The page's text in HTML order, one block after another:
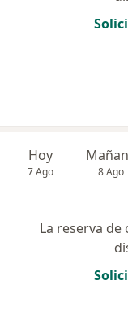
Hoy
7 Ago 8 Ago
La reserva de